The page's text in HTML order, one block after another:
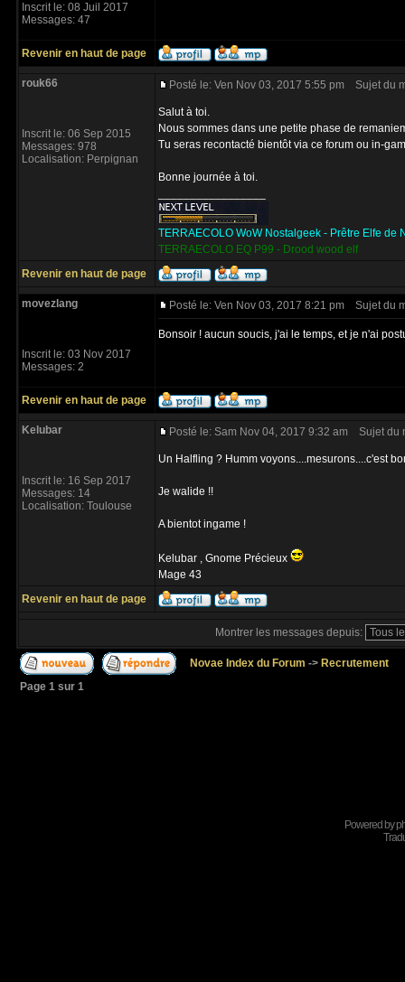
Inscrit le: 08 Juil 2017
Messages: 47
Revenir en haut de page
rouk66
Inscrit le: 06 Sep 2015
Messages: 978
Localisation: Perpignan
Posté le: Ven Nov 03, 2017 5:55 pm Sujet du
Salut à toi.
Nous sommes dans une petite phase de
Tu seras recontacté bientôt via ce forum ou in-
Bonne journée à toi.
TERRAECOLO WoW Nostalgeek - Prêtre Elfe de
TERRAECOLO EQ P99 - Drood wood elf
Revenir en haut de page
movezlang
Inscrit le: 03 Nov 2017
Messages: 2
Posté le: Ven Nov 03, 2017 8:21 pm Sujet du
Bonsoir ! aucun soucis, j'ai le temps, et je n'ai
Revenir en haut de page
Kelubar
Inscrit le: 16 Sep 2017
Messages: 14
Localisation: Toulouse
Posté le: Sam Nov 04, 2017 9:32 am Sujet du
Un Halfling ? Humm voyons....mesurons....c'est
Je walide !!
A bientot ingame !
Kelubar , Gnome Précieux
Mage 43
Revenir en haut de page
Montrer les messages depuis:
Novae Index du Forum -> Recrutement
Page 1 sur 1
Powered by